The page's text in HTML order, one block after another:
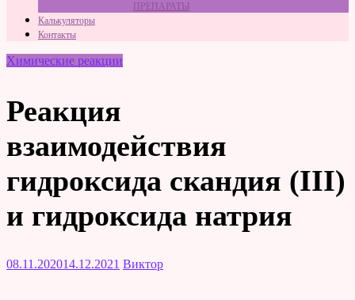
ПРЕПАРАТЫ
Калькуляторы
Контакты
Химические реакции
Реакция
взаимодействия
гидроксида скандия (III)
и гидроксида натрия
08.11.202014.12.2021 Виктор